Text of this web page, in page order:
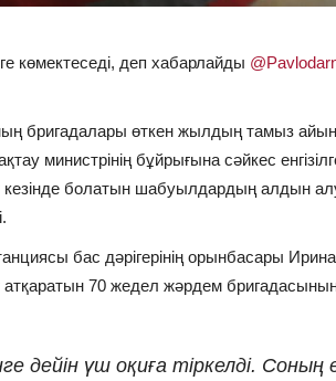
көмектеседі, деп хабарлайды
бригадалары өткен жылдың тамыз
министрінің бұйрығына сәйкес
кезінде болатын шабуылдардың алдын
бас дәрігерінің орынбасары Ирина
70 жедел жәрдем
дейін үш оқиға тіркелді. Соның